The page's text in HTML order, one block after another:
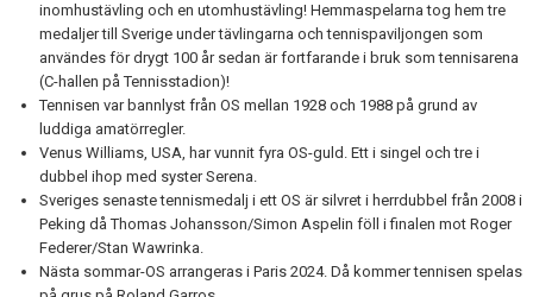
inomhustävling och en utomhustävling! Hemmaspelarna tog hem tre
medaljer till Sverige under tävlingarna och tennispaviljongen som
användes för drygt 100 år sedan är fortfarande i bruk som tennisarena
(C-hallen på Tennisstadion)!
Tennisen var bannlyst från OS mellan 1928 och 1988 på grund av
luddiga amatörregler.
Venus Williams, USA, har vunnit fyra OS-guld. Ett i singel och tre i
dubbel ihop med syster Serena.
Sveriges senaste tennismedalj i ett OS är silvret i herrdubbel från 2008 i
Peking då Thomas Johansson/Simon Aspelin föll i finalen mot Roger
Federer/Stan Wawrinka.
Nästa sommar-OS arrangeras i Paris 2024. Då kommer tennisen spelas